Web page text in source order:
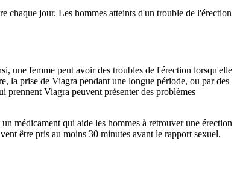
chaque jour. Les hommes atteints d'un trouble de l'érection
une femme peut avoir des troubles de l'érection lorsqu'elle
la prise de Viagra pendant une longue période, ou par des
prennent Viagra peuvent présenter des problèmes
médicament qui aide les hommes à retrouver une érection
être pris au moins 30 minutes avant le rapport sexuel.